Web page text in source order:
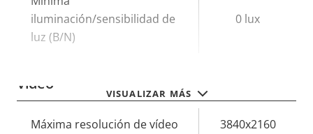
VISUALIZAR MÁS
iluminación/sensibilidad de
luz (B/N)
0 lux
Vídeo
Descripción
Valor de
Máxima resolución de vídeo 3840x2160